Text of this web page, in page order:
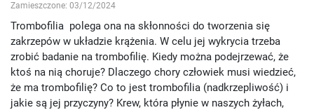
Zamieszczone: 03/12/2024
Trombofilia polega ona na skłonności do tworzenia się
zakrzepów w układzie krążenia. W celu jej wykrycia trzeba
zrobić badanie na trombofilię. Kiedy można podejrzewać, że
ktoś na nią choruje? Dlaczego chory człowiek musi wiedzieć,
że ma trombofilię? Co to jest trombofilia (nadkrzepliwość) i
jakie są jej przyczyny? Krew, która płynie w naszych żyłach,